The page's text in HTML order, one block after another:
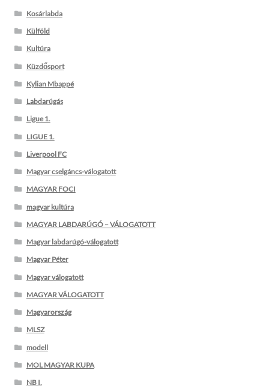
Kosárlabda
Külföld
Kultúra
Küzdősport
Kylian Mbappé
Labdarúgás
Ligue 1.
LIGUE 1.
Liverpool FC
Magyar cselgáncs-válogatott
MAGYAR FOCI
magyar kultúra
MAGYAR LABDARÚGÓ – VÁLOGATOTT
Magyar labdarúgó-válogatott
Magyar Péter
Magyar válogatott
MAGYAR VÁLOGATOTT
Magyarország
MLSZ
modell
MOL MAGYAR KUPA
NB I.